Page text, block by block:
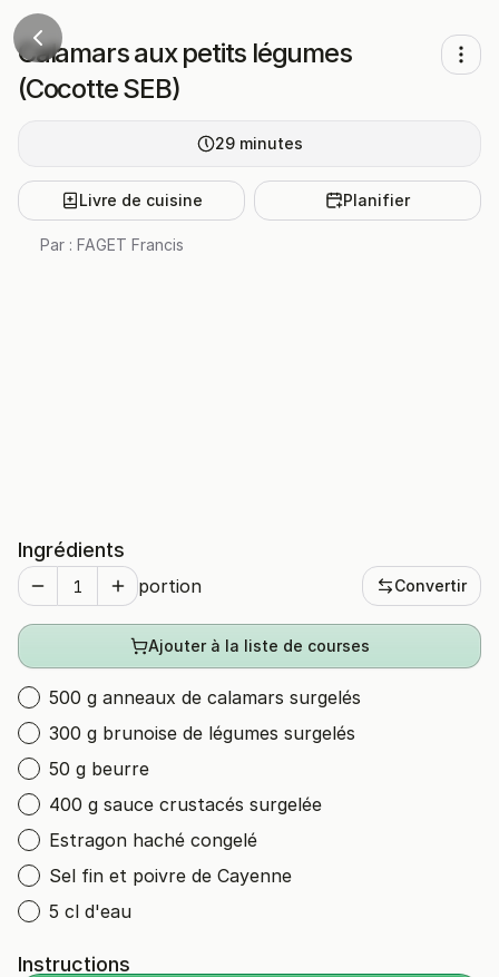
Calamars aux petits légumes
(Cocotte SEB)
29 minutes
Livre de cuisine Planifier
Par : FAGET Francis
Ingrédients
portion Convertir
Ajouter à la liste de courses
500 g anneaux de calamars surgelés
300 g brunoise de légumes surgelés
50 g beurre
400 g sauce crustacés surgelée
Estragon haché congelé
Sel fin et poivre de Cayenne
5 cl d'eau
Instructions